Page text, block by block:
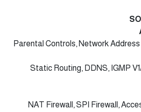
Parental Controls, Network
NAT Firewall, SPI Firewall,